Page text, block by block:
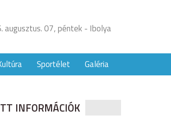
augusztus. 07, péntek - Ibolya
Sportélet Galéria
INFORMÁCIÓK